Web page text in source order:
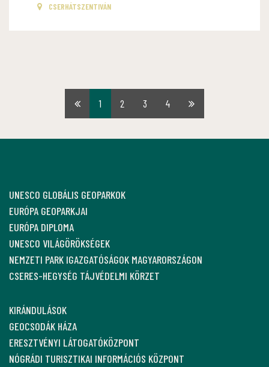
CSERHÁTSZENTIVÁN
Első1 2 3 4
Utolsó
UNESCO GLOBÁLIS GEOPARKOK
EURÓPA GEOPARKJAI
EURÓPA DIPLOMA
UNESCO VILÁGÖRÖKSÉGEK
NEMZETI PARK IGAZGATÓSÁGOK MAGYARORSZÁGON
CSERES-HEGYSÉG TÁJVÉDELMI KÖRZET
KIRÁNDULÁSOK
GEOCSODÁK HÁZA
ERESZTVÉNYI LÁTOGATÓKÖZPONT
NÓGRÁDI TURISZTIKAI INFORMÁCIÓS KÖZPONT